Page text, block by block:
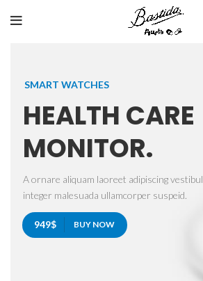
949$ BUY NOW
SMART WATCHES
HEALTH CARE
MONITOR.
A ornare aliquam laoreet adipiscing vestibul
integer malesuada ullamcorper suspeid.